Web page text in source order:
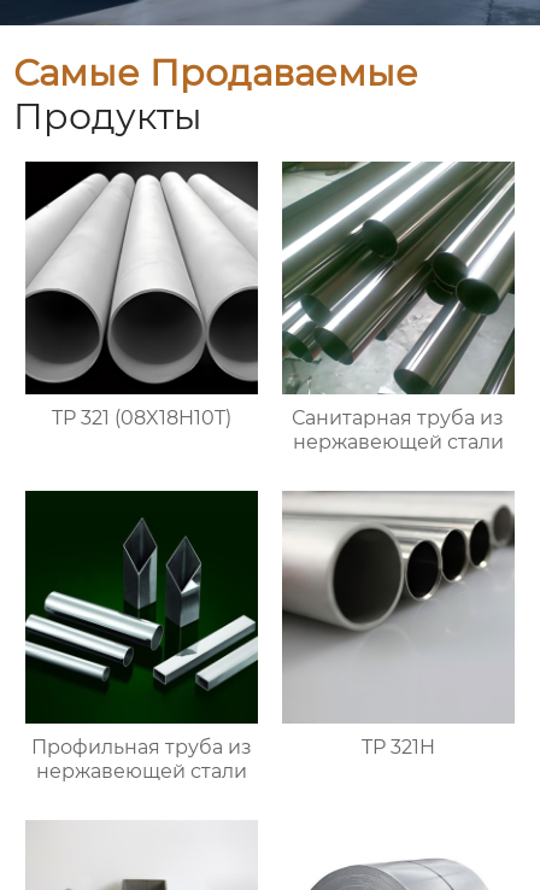
Самые Продаваемые
Продукты
TP 321 (08X18H10T)
Санитарная труба из
нержавеющей стали
Профильная труба из
нержавеющей стали
TP 321H